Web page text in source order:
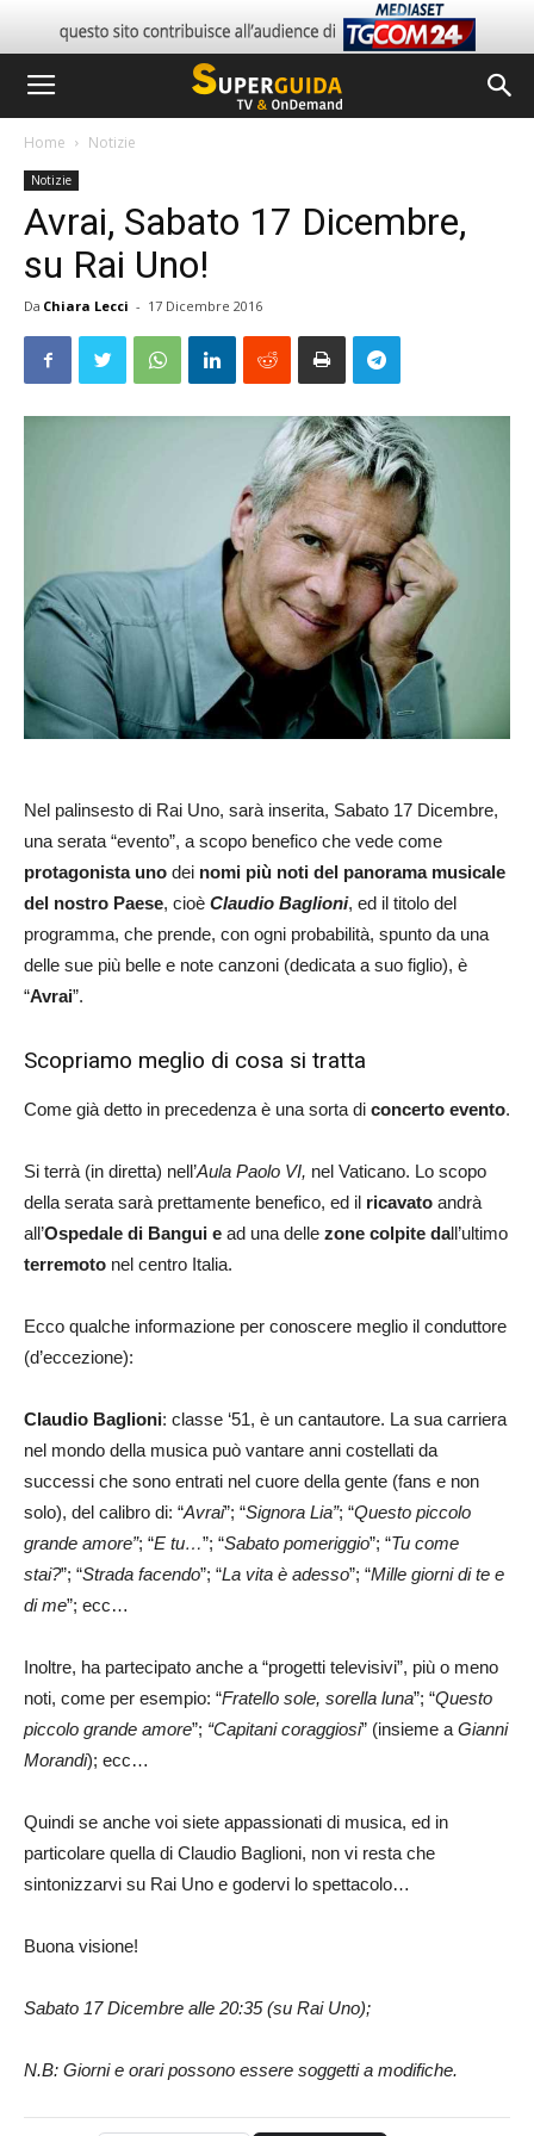
Home Notizie
Notizie
Avrai, Sabato 17 Dicembre,
su Rai Uno!
Da Chiara Lecci - 17 Dicembre 2016
Nel palinsesto di Rai Uno, sarà inserita, Sabato 17 Dicembre,
una serata “evento”, a scopo benefico che vede come
protagonista uno dei nomi più noti del panorama musicale
del nostro Paese, cioè Claudio Baglioni, ed il titolo del
programma, che prende, con ogni probabilità, spunto da una
delle sue più belle e note canzoni (dedicata a suo figlio), è
“Avrai”.
Scopriamo meglio di cosa si tratta
Come già detto in precedenza è una sorta di concerto evento.
Si terrà (in diretta) nell’Aula Paolo VI, nel Vaticano. Lo scopo
della serata sarà prettamente benefico, ed il ricavato andrà
all’Ospedale di Bangui e ad una delle zone colpite dall’ultimo
terremoto nel centro Italia.
Ecco qualche informazione per conoscere meglio il conduttore
(d’eccezione):
Claudio Baglioni: classe ‘51, è un cantautore. La sua carriera
nel mondo della musica può vantare anni costellati da
successi che sono entrati nel cuore della gente (fans e non
solo), del calibro di: “Avrai”; “Signora Lia”; “Questo piccolo
grande amore”; “E tu…”; “Sabato pomeriggio”; “Tu come
stai?”; “Strada facendo”; “La vita è adesso”; “Mille giorni di te e
di me”; ecc…
Inoltre, ha partecipato anche a “progetti televisivi”, più o meno
noti, come per esempio: “Fratello sole, sorella luna”; “Questo
piccolo grande amore”; “Capitani coraggiosi” (insieme a Gianni
Morandi); ecc…
Quindi se anche voi siete appassionati di musica, ed in
particolare quella di Claudio Baglioni, non vi resta che
sintonizzarvi su Rai Uno e godervi lo spettacolo…
Buona visione!
Sabato 17 Dicembre alle 20:35 (su Rai Uno);
N.B: Giorni e orari possono essere soggetti a modifiche.